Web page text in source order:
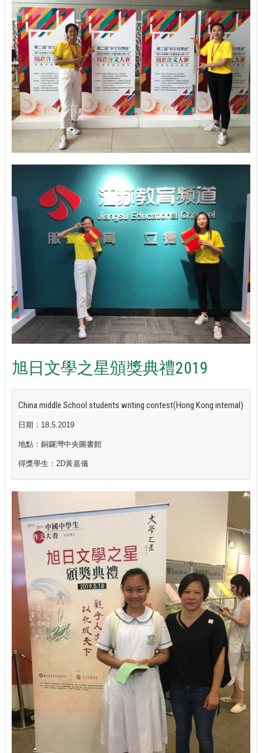
旭日文學之星頒獎典禮2019
China middle School students writing contest(Hong Kong internal)
日期：18.5.2019
地點：銅鑼灣中央圖書館
得獎學生：2D黃嘉儀